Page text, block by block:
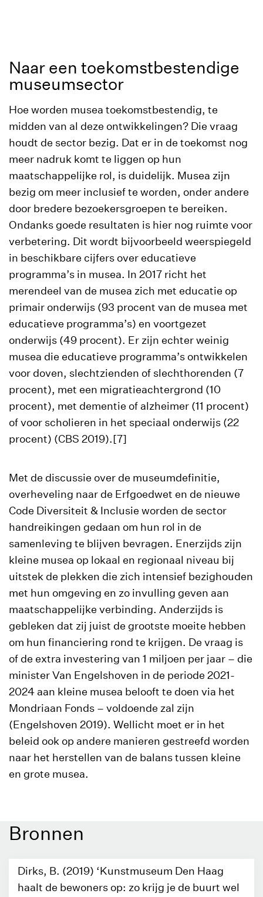
Naar een toekomstbestendige
museumsector
Hoe worden musea toekomstbestendig, te
midden van al deze ontwikkelingen? Die vraag
houdt de sector bezig. Dat er in de toekomst nog
meer nadruk komt te liggen op hun
maatschappelijke rol, is duidelijk. Musea zijn
bezig om meer inclusief te worden, onder andere
door bredere bezoekersgroepen te bereiken.
Ondanks goede resultaten is hier nog ruimte voor
verbetering. Dit wordt bijvoorbeeld weerspiegeld
in beschikbare cijfers over educatieve
programma’s in musea. In 2017 richt het
merendeel van de musea zich met educatie op
primair onderwijs (93 procent van de musea met
educatieve programma’s) en voortgezet
onderwijs (49 procent). Er zijn echter weinig
musea die educatieve programma’s ontwikkelen
voor doven, slechtzienden of slechthorenden (7
procent), met een migratieachtergrond (10
procent), met dementie of alzheimer (11 procent)
of voor scholieren in het speciaal onderwijs (22
procent) (CBS 2019).[7]
Met de discussie over de museumdefinitie,
overheveling naar de Erfgoedwet en de nieuwe
Code Diversiteit & Inclusie worden de sector
handreikingen gedaan om hun rol in de
samenleving te blijven bevragen. Enerzijds zijn
kleine musea op lokaal en regionaal niveau bij
uitstek de plekken die zich intensief bezighouden
met hun omgeving en zo invulling geven aan
maatschappelijke verbinding. Anderzijds is
gebleken dat zij juist de grootste moeite hebben
om hun financiering rond te krijgen. De vraag is
of de extra investering van 1 miljoen per jaar – die
minister Van Engelshoven in de periode 2021-
2024 aan kleine musea belooft te doen via het
Mondriaan Fonds – voldoende zal zijn
(Engelshoven 2019). Wellicht moet er in het
beleid ook op andere manieren gestreefd worden
naar het herstellen van de balans tussen kleine
en grote musea.
Bronnen
Dirks, B. (2019) ‘Kunstmuseum Den Haag
haalt de bewoners op: zo krijg je de buurt wel